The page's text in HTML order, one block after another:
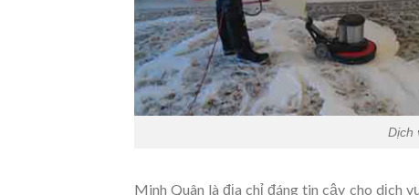
Dịch
Minh Quân là địa chỉ đáng tin cậy cho dịch